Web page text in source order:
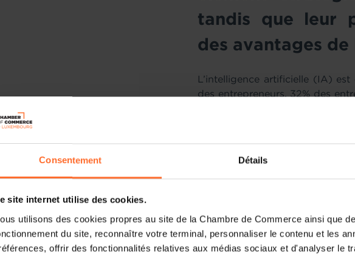
Consentement Détails
site internet utilise des cookies.
utilisons des cookies propres au site de la Chambre de Commerce ainsi que
du site, reconnaître votre terminal, personnaliser le contenu et les
offrir des fonctionnalités relatives aux médias sociaux et d'analyser le
tandis que leur
des avantages de
L’intelligence artificielle (IA)
des entrepreneurs. 32% des
importante pour
légèrement supérieur à la
Alors que la part du
moyenne européenne est
n’occupe plus la première
Les avantages et les risques
d’entrepreneurs
croissance de leur